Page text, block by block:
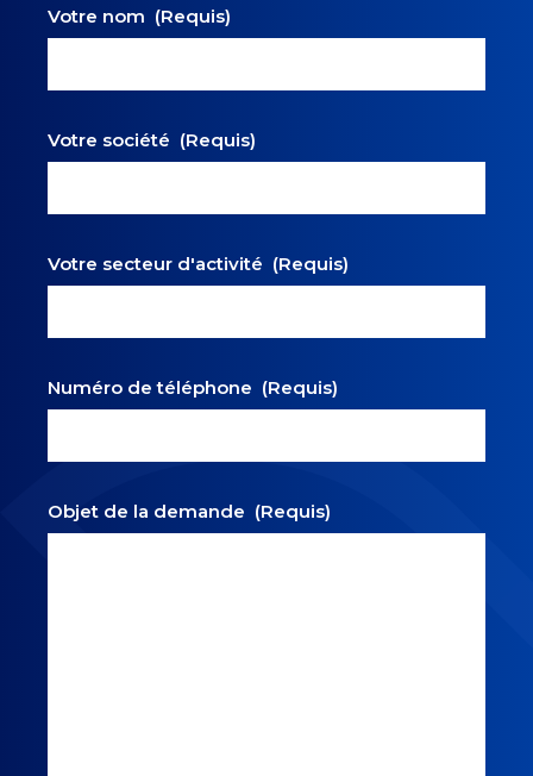
Votre nom (Requis)
Votre société (Requis)
Votre secteur d'activité (Requis)
Numéro de téléphone (Requis)
Objet de la demande (Requis)